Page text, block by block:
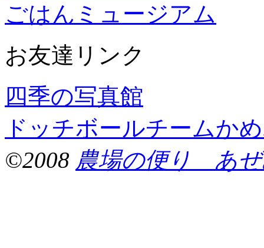
ごはんミュージアム
お友達リンク
四季の写真館
ドッチボールチームか
©2008 農場の便り あぜ